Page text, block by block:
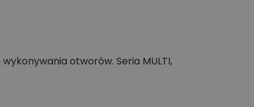
otworów. Seria MULTI,